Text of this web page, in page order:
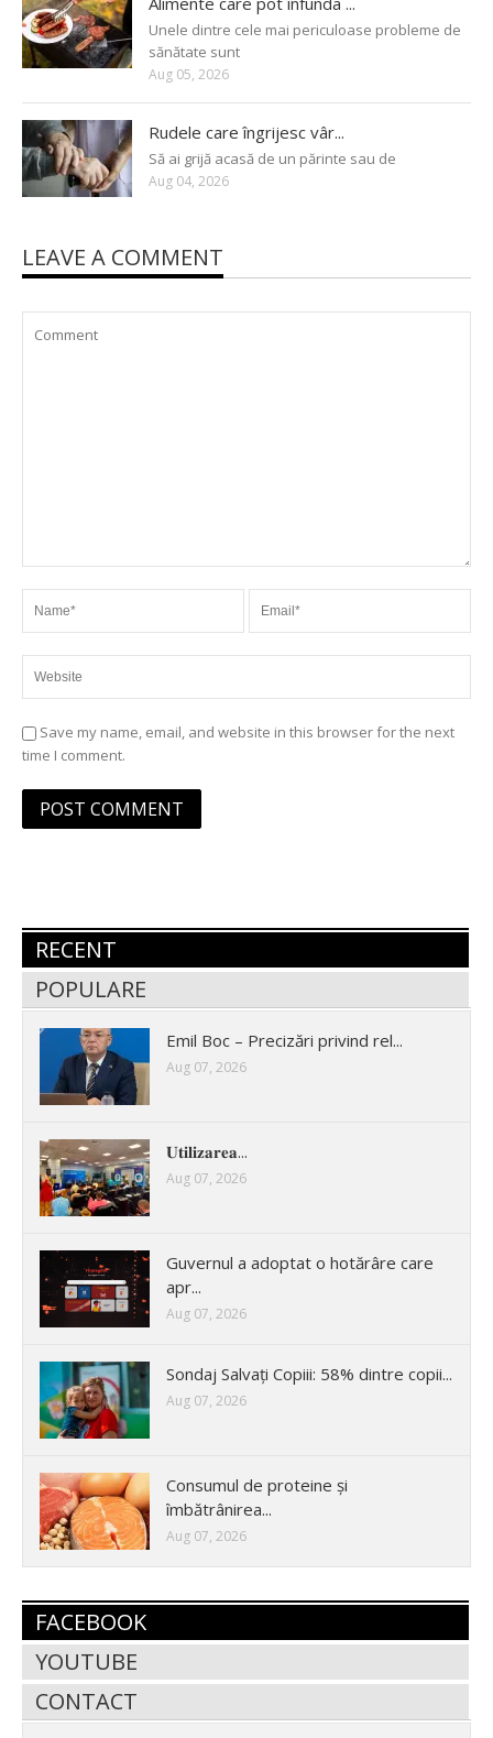
Unele dintre cele mai periculoase probleme de
sănătate sunt
Aug 05, 2026
Rudele care îngrijesc vâr...
Să ai grijă acasă de un părinte sau de
Aug 04, 2026
LEAVE A COMMENT
Save my name, email, and website in this browser for the next
time I comment.
RECENT
POPULARE
Emil Boc – Precizări privind rel...
Aug 07, 2026
𝐔𝐭𝐢𝐥𝐢𝐳𝐚𝐫𝐞𝐚...
Aug 07, 2026
Guvernul a adoptat o hotărâre care
apr...
Aug 07, 2026
Sondaj Salvați Copiii: 58% dintre copii...
Aug 07, 2026
Consumul de proteine și
îmbătrânirea...
Aug 07, 2026
FACEBOOK
YOUTUBE
CONTACT